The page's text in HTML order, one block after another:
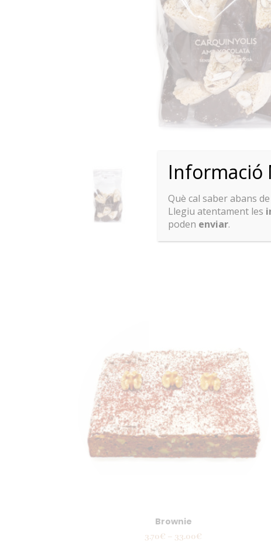
Brownie
3.70€ – 33.00€
Informació
Què cal saber abans de
Llegiu atentament les
poden enviar.